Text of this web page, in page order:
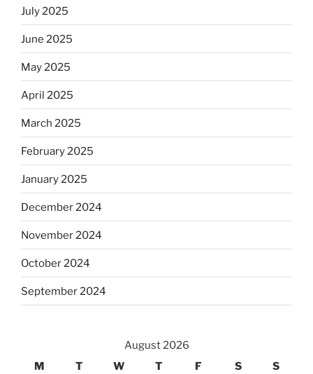
July 2025
June 2025
May 2025
April 2025
March 2025
February 2025
January 2025
December 2024
November 2024
October 2024
September 2024
August 2026
M
T W T F S S